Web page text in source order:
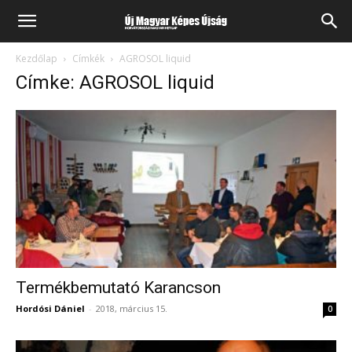
Kezdőlap Címkék AGROSOL liquid
Címke: AGROSOL liquid
Termékbemutató Karancson
Hordósi Dániel - 2018, március 15. 0